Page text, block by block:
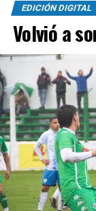
EDICIÓN DIGITAL
Volvió a